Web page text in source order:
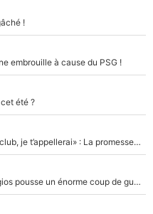
!
embrouille à cause du PSG !
été ?
Mercato - OM - «Dès que je prends un club, je t’appellerai» : La promesse de Marcelino au moment de claquer la porte
Victime de racisme contre Murray, Kyrgios pousse un énorme coup de gueule !